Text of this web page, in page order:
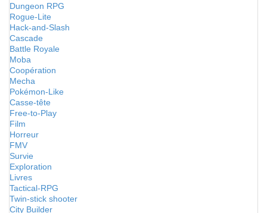
Dungeon RPG
Rogue-Lite
Hack-and-Slash
Cascade
Battle Royale
Moba
Coopération
Mecha
Pokémon-Like
Casse-tête
Free-to-Play
Film
Horreur
FMV
Survie
Exploration
Livres
Tactical-RPG
Twin-stick shooter
City Builder